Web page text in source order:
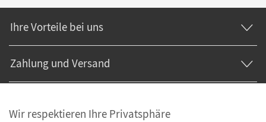
Ihre Vorteile bei uns
Zahlung und Versand
Wir respektieren Ihre Privatsphäre